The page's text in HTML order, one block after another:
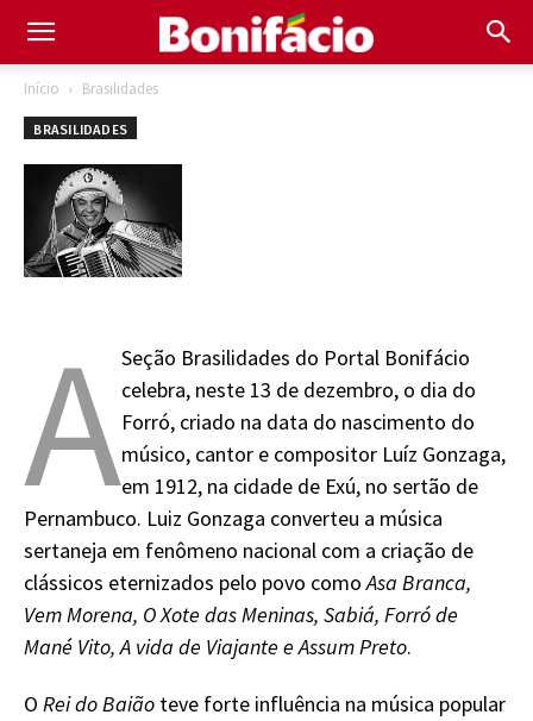
Início Brasilidades
BRASILIDADES
ASeção Brasilidades do Portal Bonifácio
celebra, neste 13 de dezembro, o dia do
Forró, criado na data do nascimento do
músico, cantor e compositor Luíz Gonzaga,
em 1912, na cidade de Exú, no sertão de
Pernambuco. Luiz Gonzaga converteu a música
sertaneja em fenômeno nacional com a criação de
clássicos eternizados pelo povo comoAsa Branca,
Vem Morena, O Xote das Meninas, Sabiá, Forró de
Mané Vito, A vida de Viajante e Assum Preto.
O Rei do Baião teve forte influência na música popular